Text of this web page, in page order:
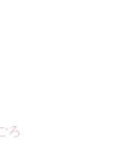
ろ